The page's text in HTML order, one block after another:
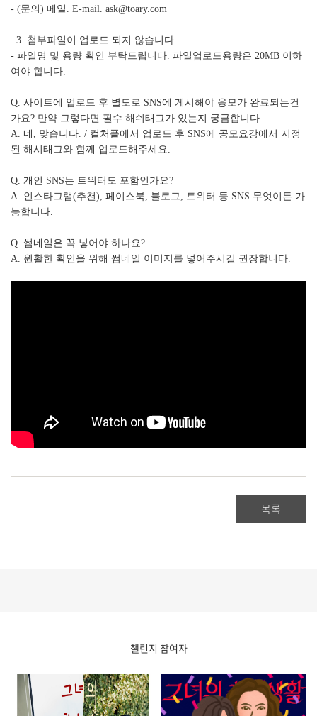
- (문의) 메일. E-mail. ask@toary.com
3. 첨부파일이 업로드 되지 않습니다.
- 파일명 및 용량 확인 부탁드립니다. 파일업로드용량은 20MB 이하
여야 합니다.
Q. 사이트에 업로드 후 별도로 SNS에 게시해야 응모가 완료되는건
가요? 만약 그렇다면 필수 해쉬태그가 있는지 궁금합니다
A. 네, 맞습니다. / 컬처플에서 업로드 후 SNS에 공모요강에서 지정
된 해시태그와 함께 업로드해주세요.
Q. 개인 SNS는 트위터도 포함인가요?
A. 인스타그램(추천), 페이스북, 블로그, 트위터 등 SNS 무엇이든 가
능합니다.
Q. 썸네일은 꼭 넣어야 하나요?
A. 원활한 확인을 위해 썸네일 이미지를 넣어주시길 권장합니다.
목록
챌린지 참여자